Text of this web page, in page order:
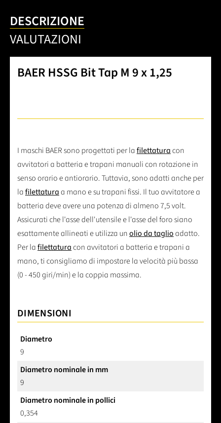
DESCRIZIONE
VALUTAZIONI
BAER HSSG Bit Tap M 9 x 1,25
I maschi BAER sono progettati per lafilettaturacon
avvitatori a batteria e trapani manuali con rotazione in
senso orario e antiorario. Tuttavia, sono adatti anche per
lafilettaturaa mano e su trapani fissi. Il tuo avvitatore a
batteria deve avere una potenza di almeno 7,5 volt.
Assicurati che l'asse dell'utensile e l'asse del foro siano
esattamente allineati e utilizza unolio da taglioadatto.
Per lafilettaturacon avvitatori a batteria e trapani a
mano, ti consigliamo di impostare la velocità più bassa
(0 - 450 giri/min) e la coppia massima.
DIMENSIONI
Diametro
9
Diametro nominale in mm
9
Diametro nominale in pollici
0,354